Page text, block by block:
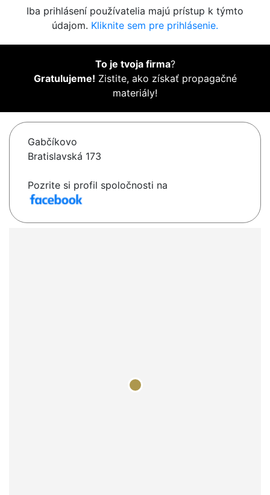
Iba prihlásení používatelia majú prístup k týmto
údajom. Kliknite sem pre prihlásenie.
To je tvoja firma?
Gratulujeme! Zistite, ako získať propagačné
materiály!
Gabčíkovo
Bratislavská 173
Pozrite si profil spoločnosti na